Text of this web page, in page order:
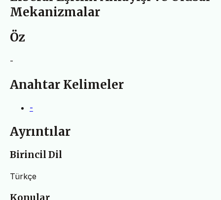
Mekanizmalar
Öz
-
Anahtar Kelimeler
-
Ayrıntılar
Birincil Dil
Türkçe
Konular